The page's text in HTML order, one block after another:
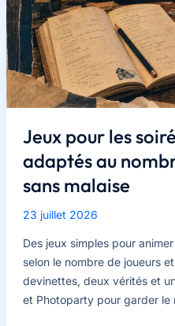
sortie
Jeux pour les
adaptés au
sans malaise
23 juillet 2026
Des jeux simples pour
selon le nombre de joueurs
devinettes, deux vérités et
et Photoparty pour garder le